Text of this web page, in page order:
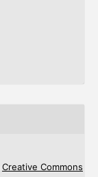
Creative Commons